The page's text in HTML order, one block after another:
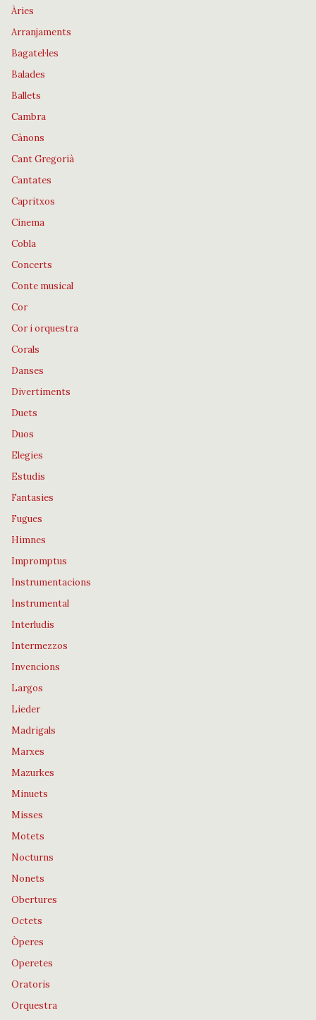
Àries
Arranjaments
Bagatel·les
Balades
Ballets
Cambra
Cànons
Cant Gregorià
Cantates
Capritxos
Cinema
Cobla
Concerts
Conte musical
Cor
Cor i orquestra
Corals
Danses
Divertiments
Duets
Duos
Elegies
Estudis
Fantasies
Fugues
Himnes
Impromptus
Instrumentacions
Instrumental
Interludis
Intermezzos
Invencions
Largos
Lieder
Madrigals
Marxes
Mazurkes
Minuets
Misses
Motets
Nocturns
Nonets
Obertures
Octets
Òperes
Operetes
Oratoris
Orquestra